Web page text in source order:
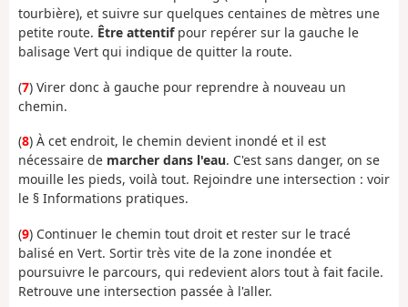
tourbière), et suivre sur quelques centaines de mètres une
petite route. Être attentifpour repérer sur la gauche le
balisage Vert qui indique de quitter la route.
(7) Virer donc à gauche pour reprendre à nouveau un
chemin.
(8) À cet endroit, le chemin devient inondé et il est
nécessaire de marcher dans l'eau. C'est sans danger, on se
mouille les pieds, voilà tout. Rejoindre une intersection : voir
le § Informations pratiques.
(9) Continuer le chemin tout droit et rester sur le tracé
balisé en Vert. Sortir très vite de la zone inondée et
poursuivre le parcours, qui redevient alors tout à fait facile.
Retrouve une intersection passée à l'aller.